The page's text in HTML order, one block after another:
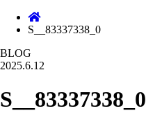
S__83337338_0
BLOG
2025.6.12
S__83337338_0